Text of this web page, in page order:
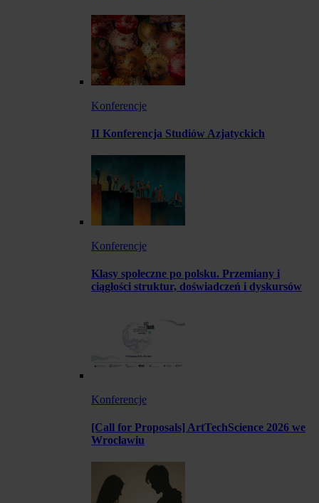
Konferencje
II Konferencja Studiów Azjatyckich
Konferencje
Klasy społeczne po polsku. Przemiany i
ciągłości struktur, doświadczeń i dyskursów
Konferencje
[Call for Proposals] ArtTechScience 2026 we
Wrocławiu